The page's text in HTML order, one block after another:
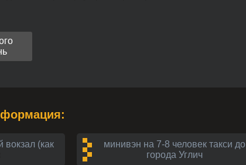
вокзал (как
минивэн на 7-8 человек такси до
города Углич